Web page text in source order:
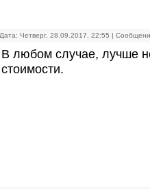
Дата: Четверг, 28.09.2017, 22:55 |
В любом случае, лучше
стоимости.